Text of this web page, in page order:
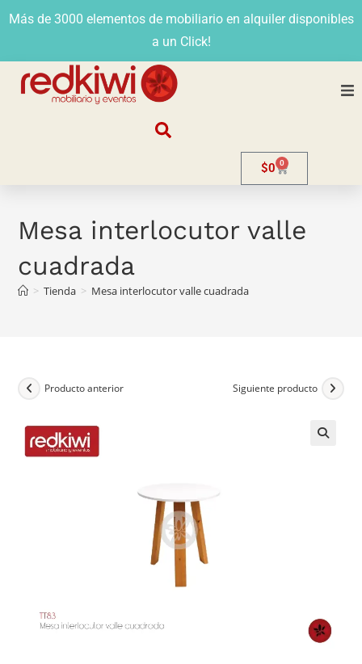
Más de 3000 elementos de mobiliario en alquiler disponibles
a un Click!
$0 0
Mesa interlocutor valle
cuadrada
> Tienda > Mesa interlocutor valle cuadrada
Producto anterior Siguiente producto